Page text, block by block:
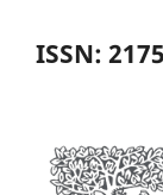
ISSN: